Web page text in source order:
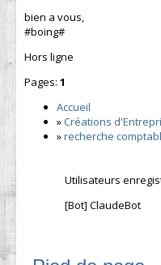
bien a vous,
#boing#
Hors ligne
Pages: 1
Accueil
»Créations
»recherche
Utilisateurs
[Bot] ClaudeBot